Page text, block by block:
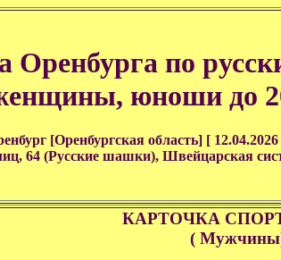
Оренбурга по
юноши до
[Оренбургская область] [ 12.04.2026
64 (Русские шашки), Швейцарская
КАРТОЧКА
(